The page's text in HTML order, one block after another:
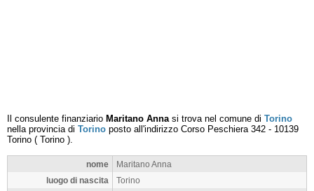
Il consulente finanziario Maritano Annasi trova nel comune di Torino
nella provincia di Torino posto all'indirizzo Corso Peschiera 342 - 10139
Torino ( Torino ).
nome
Maritano Anna
luogo di nascita
Torino